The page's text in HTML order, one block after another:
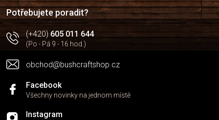
í
Potřebujete poradit?
(+420)605 011 644
(Po - Pá 9 - 16 hod.)
obchod@bushcraftshop.cz
Facebook
Všechny novinky na jednom místě
Instagram